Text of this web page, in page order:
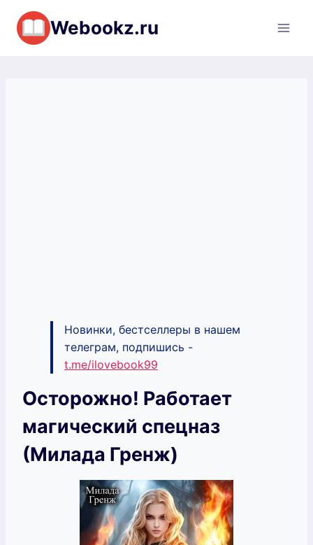
Перейти
содержимому
Webookz.ru
Новинки, бестселлеры в нашем
телеграм, подпишись -
t.me/ilovebook99
Осторожно! Работает
магический спецназ
(Милада Гренж)